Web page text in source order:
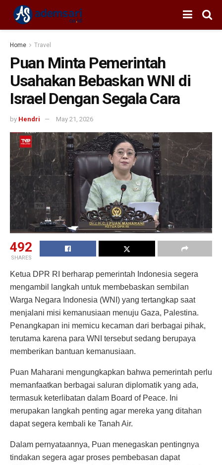
Home Travel
Puan Minta Pemerintah
Usahakan Bebaskan WNI di
Israel Dengan Segala Cara
by Hendri May 21, 2026
492
SHARES
Ketua DPR RI berharap pemerintah Indonesia segera
mengambil langkah untuk membebaskan sembilan
Warga Negara Indonesia (WNI) yang tertangkap saat
menjalani misi kemanusiaan menuju Gaza, Palestina.
Penangkapan ini memicu kecaman dari berbagai pihak,
terutama karena para WNI tersebut sedang berupaya
memberikan bantuan kemanusiaan.
Puan Maharani mengungkapkan bahwa pemerintah perlu
memanfaatkan berbagai saluran diplomatik yang ada,
termasuk keterlibatan dalam Board of Peace. Ini
merupakan langkah penting agar mereka yang ditahan
dapat segera kembali ke Tanah Air.
Dalam pernyataannya, Puan menegaskan pentingnya
tindakan segera agar proses pembebasan dapat